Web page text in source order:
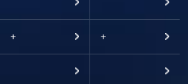
+ +